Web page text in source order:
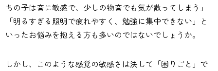
ちの子は音に敏感で、少しの物音でも気が散ってしまう」
「明るすぎる照明で疲れやすく、勉強に集中できない」と
いったお悩みを抱える方も多いのではないでしょうか。
しかし、このような感覚の敏感さは決して「困りごと」で